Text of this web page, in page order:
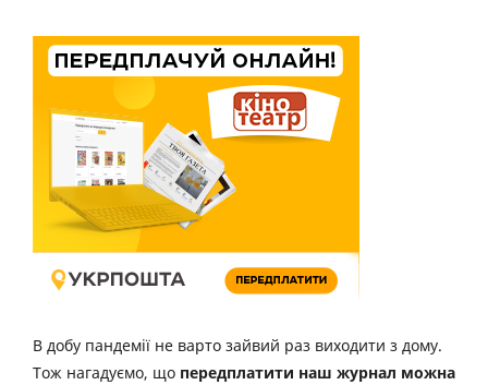
В добу пандемії не варто зайвий раз виходити з дому.
Тож нагадуємо, що передплатити наш журнал можна